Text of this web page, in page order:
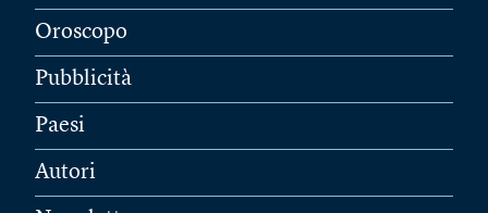
Oroscopo
Pubblicità
Paesi
Autori